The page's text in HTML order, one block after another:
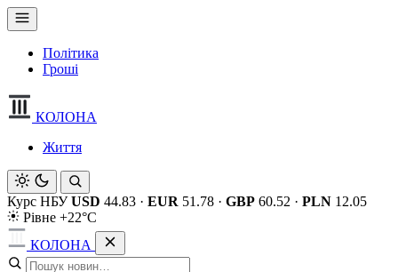
Політика
Гроші
КОЛОНА
Життя
Курс НБУ USD 44.83 · EUR 51.78 · GBP 60.52 · PLN 12.05
Рівне +22°C
КОЛОНА